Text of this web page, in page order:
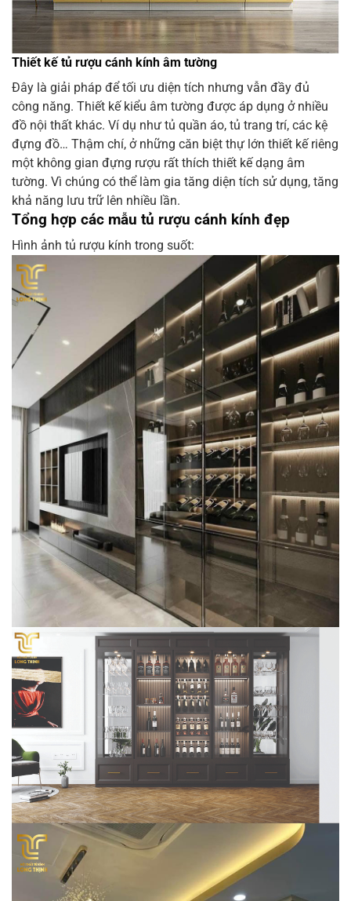
Thiết kế tủ rượu cánh kính âm tường
Đây là giải pháp để tối ưu diện tích nhưng vẫn đầy đủ
công năng. Thiết kế kiểu âm tường được áp dụng ở nhiều
đồ nội thất khác. Ví dụ như tủ quần áo, tủ trang trí, các kệ
đựng đồ… Thậm chí, ở những căn biệt thự lớn thiết kế riêng
một không gian đựng rượu rất thích thiết kế dạng âm
tường. Vì chúng có thể làm gia tăng diện tích sử dụng, tăng
khả năng lưu trữ lên nhiều lần.
Tổng hợp các mẫu tủ rượu cánh kính đẹp
Hình ảnh tủ rượu kính trong suốt: